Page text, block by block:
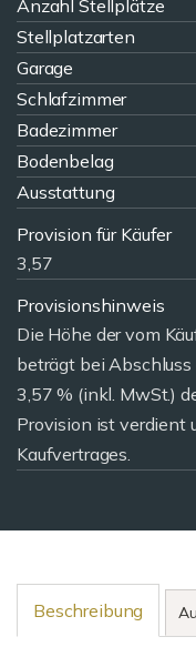
Anzahl Stellplätze
Stellplatzarten
Garage
Schlafzimmer
Badezimmer
Bodenbelag
Ausstattung
Provision für Käufer
3,57
Provisionshinweis
Die Höhe der vom
beträgt bei Abschluss
3,57 % (inkl. MwSt.)
Provision ist verdient
Kaufvertrages.
Beschreibung